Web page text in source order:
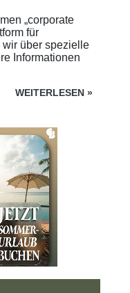
„corporate
für
wir über spezielle
Informationen
WEITERLESEN »